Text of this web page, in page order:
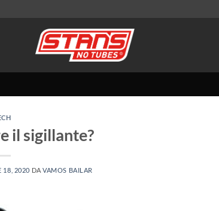
il sigillante?
18, 2020 DAVAMOS BAILAR